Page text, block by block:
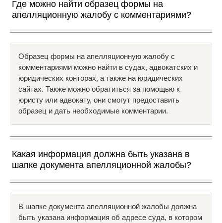
Где можно найти образец формы на
апелляционную жалобу с комментариями?
Образец формы на апелляционную жалобу с
комментариями можно найти в судах, адвокатских и
юридических конторах, а также на юридических
сайтах. Также можно обратиться за помощью к
юристу или адвокату, они смогут предоставить
образец и дать необходимые комментарии.
Какая информация должна быть указана в
шапке документа апелляционной жалобы?
В шапке документа апелляционной жалобы должна
быть указана информация об адресе суда, в котором